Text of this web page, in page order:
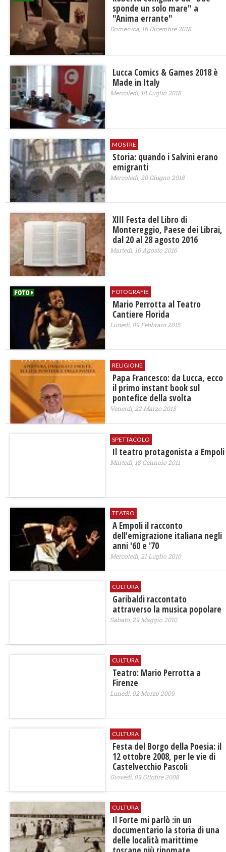
sponde un solo mare" a
"Anima errante"
Domenica, 16 Dicembre 2018
Lucca Comics & Games 2018 è
Made in Italy
Mercoledì, 18 Luglio 2018
MOSTRE
Storia: quando i Salvini erano
emigranti
Mercoledì, 20 Giugno 2018
XIII Festa del Libro di
Montereggio, Paese dei Librai,
dal 20 al 28 agosto 2016
Martedì, 16 Agosto 2016
FOTOGRAFIE
Mario Perrotta al Teatro
Cantiere Florida
Lunedì, 09 Febbraio 2015
RELIGIONE
Papa Francesco: da Lucca, ecco
il primo instant book sul
pontefice della svolta
Venerdì, 22 Marzo 2013
SPETTACOLO
Il teatro protagonista a Empoli
Martedì, 18 Gennaio 2011
TEATRO
A Empoli il racconto
dell'emigrazione italiana negli
anni '60 e '70
Mercoledì, 21 Luglio 2010
CULTURA
Garibaldi raccontato
attraverso la musica popolare
Sabato, 29 Maggio 2010
CULTURA
Teatro: Mario Perrotta a
Firenze
Lunedì, 02 Marzo 2009
CULTURA
Festa del Borgo della Poesia: il
12 ottobre 2008, per le vie di
Castelvecchio Pascoli
Giovedì, 09 Ottobre 2008
CULTURA
Il Forte mi parlò :in un
documentario la storia di una
delle località marittime